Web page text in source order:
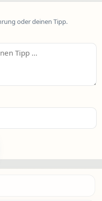
oder deinen Tipp.